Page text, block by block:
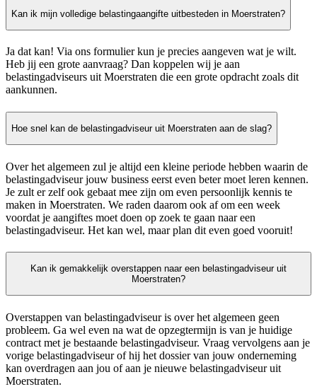
Kan ik mijn volledige belastingaangifte uitbesteden in Moerstraten?
Ja dat kan! Via ons formulier kun je precies aangeven wat je wilt.
Heb jij een grote aanvraag? Dan koppelen wij je aan
belastingadviseurs uit Moerstraten die een grote opdracht zoals dit
aankunnen.
Hoe snel kan de belastingadviseur uit Moerstraten aan de slag?
Over het algemeen zul je altijd een kleine periode hebben waarin de
belastingadviseur jouw business eerst even beter moet leren kennen.
Je zult er zelf ook gebaat mee zijn om even persoonlijk kennis te
maken in Moerstraten. We raden daarom ook af om een week
voordat je aangiftes moet doen op zoek te gaan naar een
belastingadviseur. Het kan wel, maar plan dit even goed vooruit!
Kan ik gemakkelijk overstappen naar een belastingadviseur uit
Moerstraten?
Overstappen van belastingadviseur is over het algemeen geen
probleem. Ga wel even na wat de opzegtermijn is van je huidige
contract met je bestaande belastingadviseur. Vraag vervolgens aan je
vorige belastingadviseur of hij het dossier van jouw onderneming
kan overdragen aan jou of aan je nieuwe belastingadviseur uit
Moerstraten.